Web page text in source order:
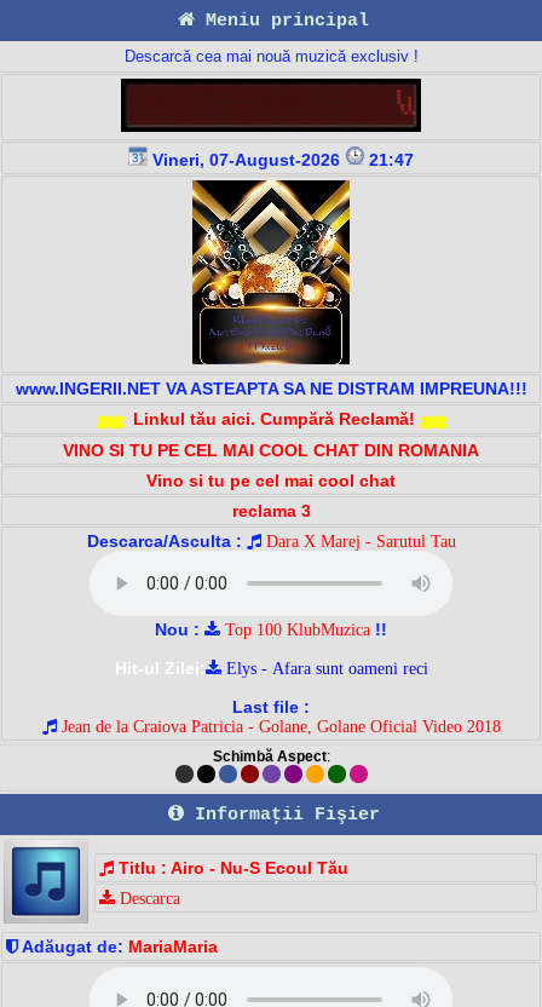
Meniu principal
Descarcă cea mai nouă muzică exclusiv !
Vineri, 07-August-2026 21:47
www.INGERII.NET VA ASTEAPTA SA NE DISTRAM IMPREUNA!!!
Linkul tău aici. Cumpără Reclamă!
VINO SI TU PE CEL MAI COOL CHAT DIN ROMANIA
Vino si tu pe cel mai cool chat
reclama 3
Descarca/Asculta :
Dara X Marej - Sarutul Tau
Nou : Top 100 KlubMuzica !!
Hit-ul Zilei:
Elys - Afara sunt oameni reci
Last file :
Jean de la Craiova Patricia - Golane, Golane Oficial Video 2018
Schimbă Aspect:
Informaţii Fişier
Titlu : Airo - Nu-S Ecoul Tău
Descarca
Adăugat de: MariaMaria